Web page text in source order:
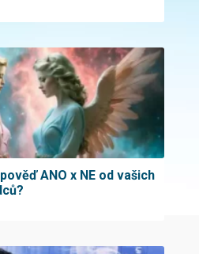
ANO x NE od vašich